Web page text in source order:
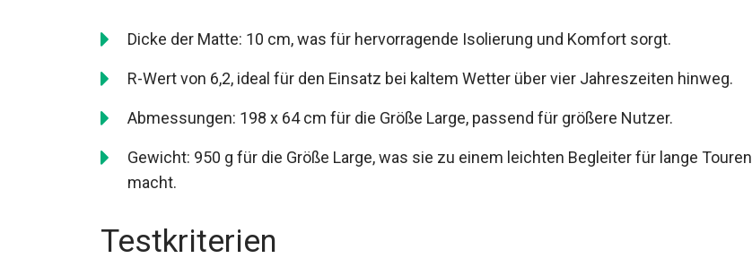
Dicke der Matte: 10 cm, was für hervorragende Isolierung und Komfort sorgt.
R-Wert von 6,2, ideal für den Einsatz bei kaltem Wetter über vier Jahreszeiten hinweg.
Abmessungen: 198 x 64 cm für die Größe Large, passend für größere Nutzer.
Gewicht: 950 g für die Größe Large, was sie zu einem leichten Begleiter für lange Touren
macht.
Testkriterien